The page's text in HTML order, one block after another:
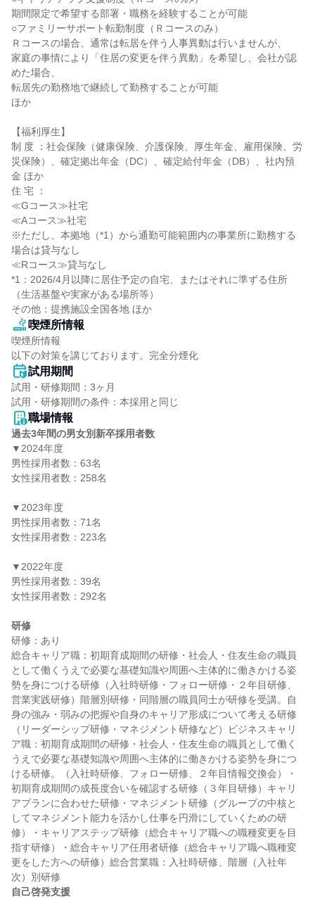
期間限定で希望する部署・職務を経験することが可能
○ファミリーサポート転勤制度（Ｒコースのみ）
Ｒコースの場合、通常は転居を伴う人事異動は行いませんが、
家庭の事情により「住居の変更を伴う異動」を希望し、会社が認
めた場合、
転居先の勤務地で継続して勤務することが可能
ほか
【福利厚生】
制 度 ：社会保険（健康保険、介護保険、厚生年金、雇用保険、労
災保険）、確定拠出年金（DC）、確定給付年金（DB）、社内預
金 ほか
住 宅 ：
≪Gコース≫社宅
≪Aコース≫社宅
※ただし、本拠地（*1）から通勤可能範囲内の事業所に勤務する
場合は貸与なし
≪Rコース≫貸与なし
*1：2026/4月以降に居住予定の自宅、またはそれに準ずる住所
（生活基盤や実家がある場所等）
その他：提携施設全国各地 ほか
喫煙所情報
喫煙所情報
以下の対策を講じております。完全分煙化
試用期間
試用・研修期間：3ヶ月
職場情報
過去3年間の男女別新卒採用者数
▼2024年度
男性採用者数：63名
女性採用者数：258名
▼2023年度
男性採用者数：71名
女性採用者数：223名
▼2022年度
男性採用者数：39名
女性採用者数：292名
研修
研修：あり
総合キャリア職：初期育成期間の研修・社会人・住友生命の職員
として働くうえで必要な基礎知識や周囲へ主体的に働きかける姿
勢を身につける研修（入社時研修・フォロー研修・２年目研修、
営業実践研修）階層別研修・同階層の職員同士が研修を受講。自
身の強み・弱みの把握や自身のキャリア形成について考える研修
（リーダーシップ研修・マネジメント研修など）ビジネスキャリ
ア職：初期育成期間の研修・社会人・住友生命の職員として働く
うえで必要な基礎知識や周囲へ主体的に働きかける姿勢を身につ
ける研修。（入社時研修、フォロー研修、２年目情報交換会）・
初期育成期間の成長度合いを確認する研修（３年目研修）キャリ
アプランに合わせた研修・マネジメント研修（グループの中核と
してマネジメント能力を活かし仕事を円滑にしていくための研
修）・キャリアステップ研修（総合キャリア職への職種変更を目
指す研修）・総合キャリア任用者研修（総合キャリア職へ職種変
更をした方への研修）総合営業職：入社時研修、階層（入社年
自己啓発支援